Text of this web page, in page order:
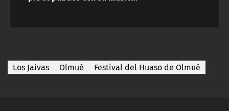
Los Jaivas Olmué Festival del Huaso de Olmué